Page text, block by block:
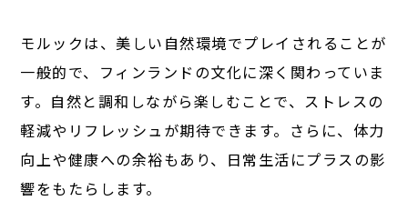
モルックは、美しい自然環境でプレイされることが
一般的で、フィンランドの文化に深く関わっていま
す。自然と調和しながら楽しむことで、ストレスの
軽減やリフレッシュが期待できます。さらに、体力
向上や健康への余裕もあり、日常生活にプラスの影
響をもたらします。